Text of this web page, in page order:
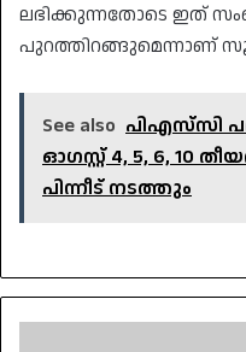
ലഭിക്കുന്നതോടെ ഇത്
പുറത്തിറങ്ങുമെന്നാണ്
See also പിഎസ്‌സി
ഓഗസ്റ്റ് 4, 5, 6, 10
പിന്നീട് നടത്തും